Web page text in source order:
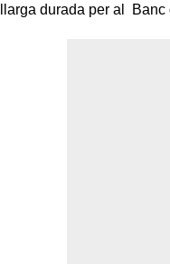
llarga durada per al